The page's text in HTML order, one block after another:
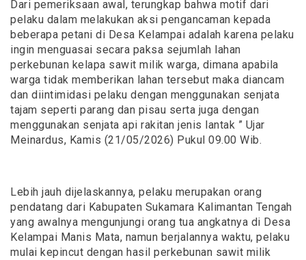
Dari pemeriksaan awal, terungkap bahwa motif dari
pelaku dalam melakukan aksi pengancaman kepada
beberapa petani di Desa Kelampai adalah karena pelaku
ingin menguasai secara paksa sejumlah lahan
perkebunan kelapa sawit milik warga, dimana apabila
warga tidak memberikan lahan tersebut maka diancam
dan diintimidasi pelaku dengan menggunakan senjata
tajam seperti parang dan pisau serta juga dengan
menggunakan senjata api rakitan jenis lantak ” Ujar
Meinardus, Kamis (21/05/2026) Pukul 09.00 Wib.
Lebih jauh dijelaskannya, pelaku merupakan orang
pendatang dari Kabupaten Sukamara Kalimantan Tengah
yang awalnya mengunjungi orang tua angkatnya di Desa
Kelampai Manis Mata, namun berjalannya waktu, pelaku
mulai kepincut dengan hasil perkebunan sawit milik